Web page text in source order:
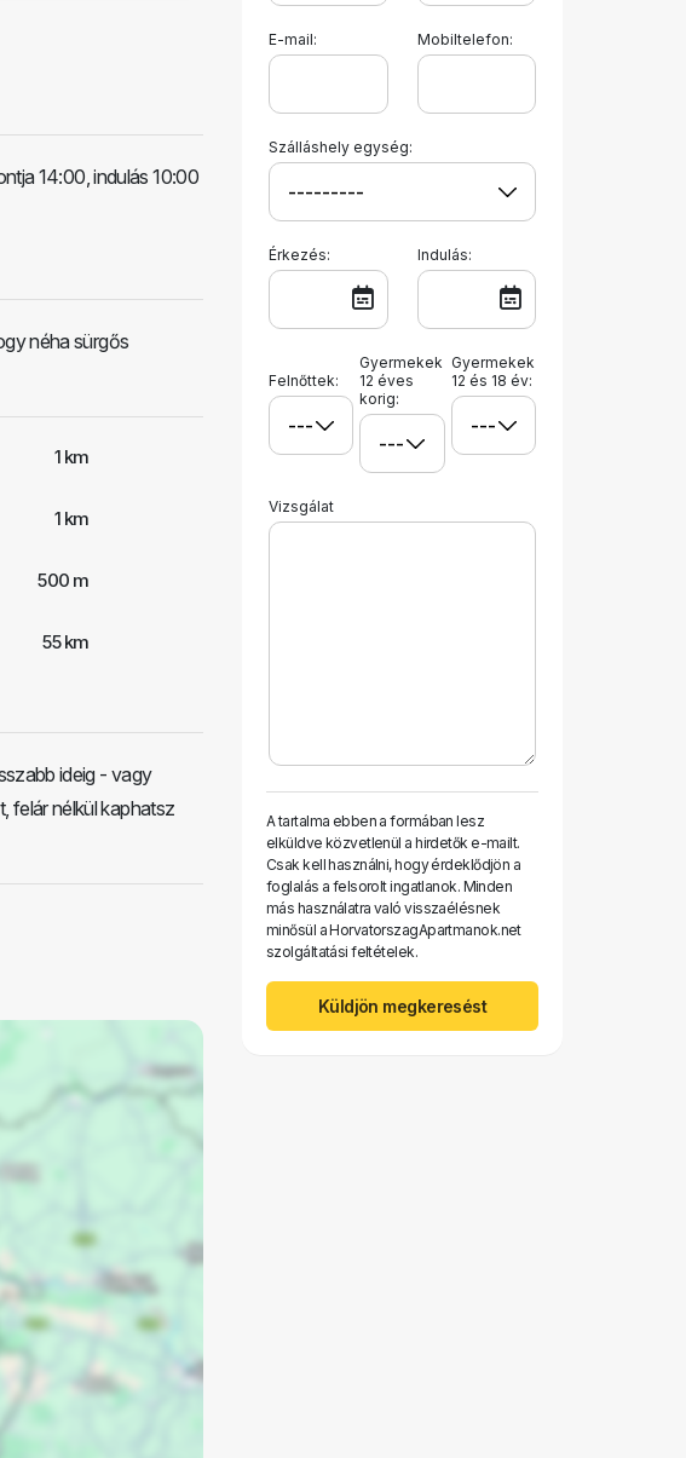
14:00, indulás 10:00
néha sürgős
1 km
1 km
500 m
55 km
ideig - vagy
felár nélkül kaphatsz
E-mail: Mobiltelefon:
Szálláshely egység:
Érkezés: Indulás:
Felnőttek:
Gyermekek
12 éves
korig:
Gyermekek
12 és 18 év:
Vizsgálat
A tartalma ebben a formában lesz
elküldve közvetlenül a hirdetők e-mailt.
Csak kell használni, hogy érdeklődjön a
foglalás a felsorolt ​​ingatlanok. Minden
más használatra való visszaélésnek
minősül a HorvatorszagApartmanok.net
szolgáltatási feltételek.
Küldjön megkeresést